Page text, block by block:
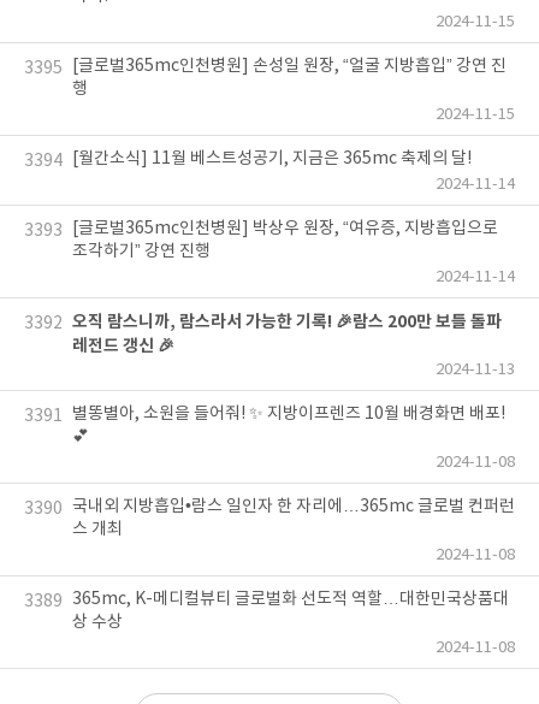
2024-11-15
3395
[글로벌365mc인천병원] 손성일 원장, “얼굴 지방흡입” 강연 진
행
2024-11-15
3394 [월간소식] 11월 베스트성공기, 지금은 365mc 축제의 달!
2024-11-14
3393
[글로벌365mc인천병원] 박상우 원장, “여유증, 지방흡입으로
조각하기” 강연 진행
2024-11-14
3392 오직 람스니까, 람스라서 가능한 기록! 🎉람스 200만 보틀 돌파
레전드 갱신 🎉
2024-11-13
3391
별똥별아, 소원을 들어줘! ✨ 지방이프렌즈 10월 배경화면 배포!
💕
2024-11-08
3390 국내외 지방흡입•람스 일인자 한 자리에…365mc 글로벌 컨퍼런
스 개최
2024-11-08
3389
365mc, K-메디컬뷰티 글로벌화 선도적 역할…대한민국상품대
상 수상
2024-11-08